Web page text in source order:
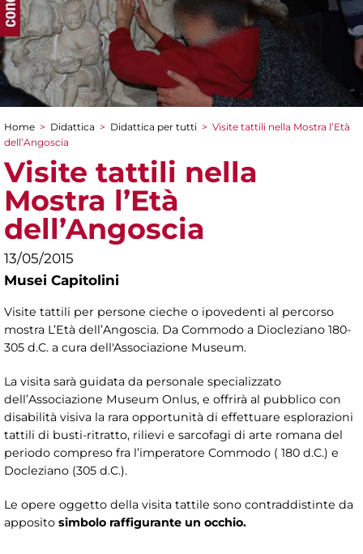
Tu sei qui
Home > Didattica > Didattica per tutti > Visite tattili nella Mostra l’Età
dell’Angoscia
Visite tattili nella
Mostra l’Età
dell’Angoscia
13/05/2015
Musei Capitolini
Visite tattili per persone cieche o ipovedenti al percorso
mostra L’Età dell’Angoscia. Da Commodo a Diocleziano 180-
305 d.C. a cura dell'Associazione Museum.
La visita sarà guidata da personale specializzato
dell’Associazione Museum Onlus, e offrirà al pubblico con
disabilità visiva la rara opportunità di effettuare esplorazioni
tattili di busti-ritratto, rilievi e sarcofagi di arte romana del
periodo compreso fra l’imperatore Commodo ( 180 d.C.) e
Docleziano (305 d.C.).
Le opere oggetto della visita tattile sono contraddistinte da
apposito simbolo raffigurante un occhio.